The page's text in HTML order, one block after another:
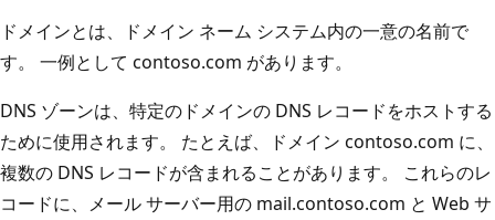
ドメインとは、ドメイン ネーム システム内の一意の名前で
す。 一例として contoso.com があります。
DNS ゾーンは、特定のドメインの DNS レコードをホストする
ために使用されます。 たとえば、ドメイン contoso.com に、
複数の DNS レコードが含まれることがあります。 これらのレ
コードに、メール サーバー用の mail.contoso.com と Web サ